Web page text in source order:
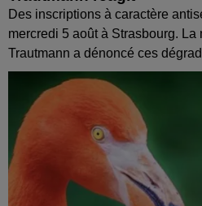
Des inscriptions à caractère
mercredi 5 août à Strasbourg. La
Trautmann a dénoncé ces